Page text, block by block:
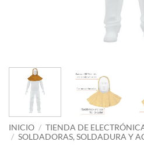
INICIO / TIENDA DE
/ SOLDADORAS, SOLDADURA Y